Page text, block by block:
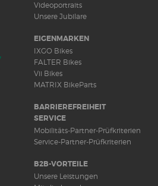
Videoportraits
Unsere Jubilare
EIGENMARKEN
IXGO Bikes
FALTER Bikes
Vii Bikes
MATRIX BikeParts
BARRIEREFREIHEIT
SERVICE
Mobilitäts-Partner-Prüfkriterien
Service-Partner-Prüfkriterien
B2B-VORTEILE
Unsere Leistungen